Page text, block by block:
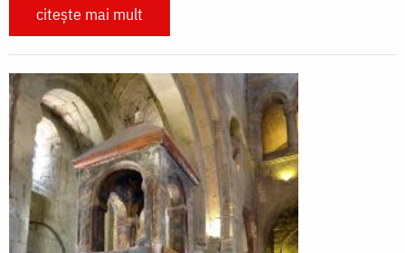
citește mai mult